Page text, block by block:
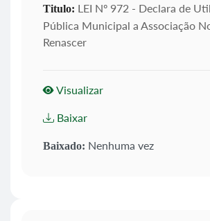
Titulo: LEI Nº 972 - Declara de
Pública Municipal a Associação
Renascer
Visualizar
Baixar
Baixado: Nenhuma vez